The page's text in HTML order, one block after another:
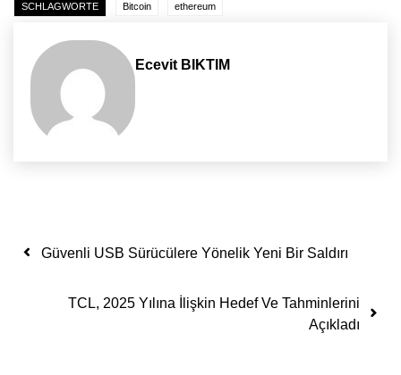
SCHLAGWORTE Bitcoin ethereum
Ecevit BIKTIM
Yazı dolaşımı
Güvenli USB Sürücülere Yönelik Yeni Bir Saldırı
TCL, 2025 Yılına İlişkin Hedef Ve Tahminlerini
Açıkladı